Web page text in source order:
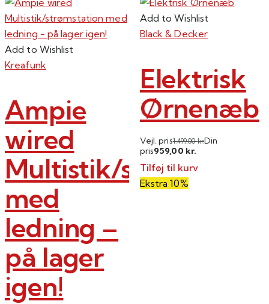
Add to Wishlist
Kreafunk
Ampie
wired
Multistik/
med
ledning –
på lager
igen!
Add to Wishlist
Black & Decker
Elektrisk
Ørnenæb
Vejl. pris1.499,00kr.Din
pris959,00 kr.
Tilføj til kurv
Ekstra 10%